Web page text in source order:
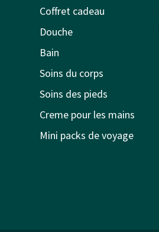
Coffret cadeau
Douche
Bain
Soins du corps
Soins des pieds
Creme pour les mains
Mini packs de voyage